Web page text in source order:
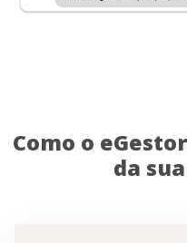
Como o
da